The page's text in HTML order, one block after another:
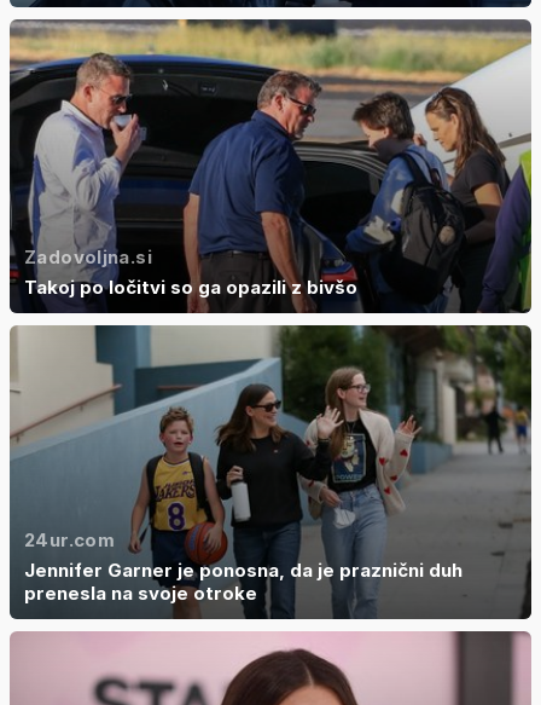
Zadovoljna.si
Takoj po ločitvi so ga opazili z bivšo
24ur.com
Jennifer Garner je ponosna, da je praznični duh
prenesla na svoje otroke